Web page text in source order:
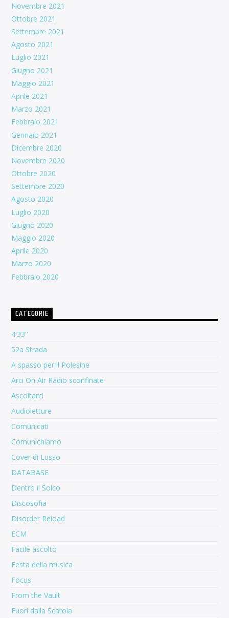
Novembre 2021
Ottobre 2021
Settembre 2021
Agosto 2021
Luglio 2021
Giugno 2021
Maggio 2021
Aprile 2021
Marzo 2021
Febbraio 2021
Gennaio 2021
Dicembre 2020
Novembre 2020
Ottobre 2020
Settembre 2020
Agosto 2020
Luglio 2020
Giugno 2020
Maggio 2020
Aprile 2020
Marzo 2020
Febbraio 2020
CATEGORIE
4'33''
52a Strada
A spasso per il Polesine
Arci On Air Radio sconfinate
Ascoltarci
Audioletture
Comunicati
Comunichiamo
Cover di Lusso
DATABASE
Dentro il Solco
Discosofia
Disorder Reload
ECM
Facile ascolto
Festa della musica
Focus
From the Vault
Fuori dalla Scatola